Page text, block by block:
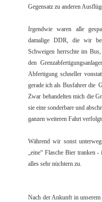
Gegensatz zu anderen
Irgendwie waren alle
damalige DDR, die wir bei
Schweigen herrschte im
den
Abfertigung schneller
gerade ich als Busfahrer die
Zwar behandelten mich die
sie eine sonderbare und
ganzen weiteren Fahrt
Während wir sonst
„eine“ Flasche Bier tranken
alles sehr nüchtern zu.
Nach der Ankunft in